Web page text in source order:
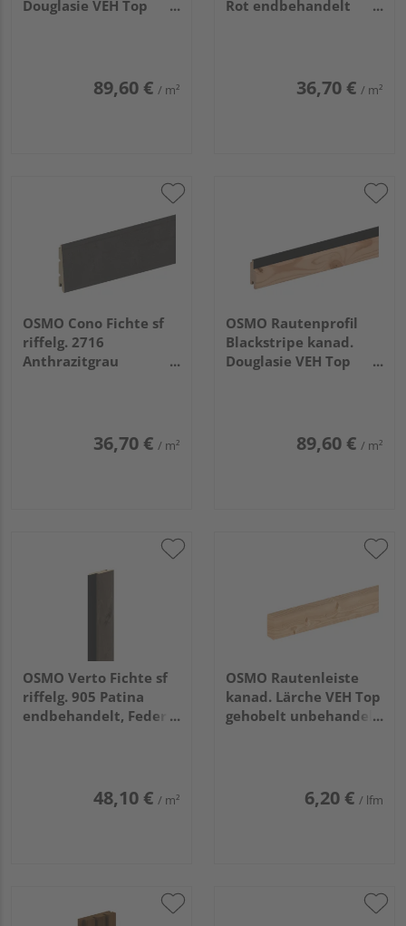
Douglasie VEH Top
89,60 € / m²
Rot endbehandelt
36,70 € / m²
OSMO Cono Fichte sf
riffelg. 2716
Anthrazitgrau
36,70 € / m²
OSMO Rautenprofil
Blackstripe kanad.
Douglasie VEH Top
89,60 € / m²
OSMO Verto Fichte sf
riffelg. 905 Patina
endbehandelt, Feder
48,10 € / m²
OSMO Rautenleiste
kanad. Lärche VEH Top
gehobelt unbehandelt
6,20 € / lfm